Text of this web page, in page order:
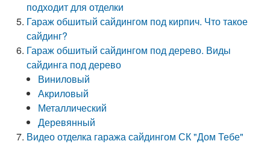
подходит для отделки
Гараж обшитый сайдингом под кирпич. Что такое
сайдинг?
Гараж обшитый сайдингом под дерево. Виды
сайдинга под дерево
Виниловый
Акриловый
Металлический
Деревянный
Видео отделка гаража сайдингом СК "Дом Тебе"